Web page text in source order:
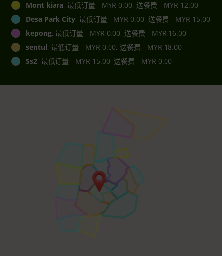
Mont kiara, 最低订量 - MYR 0.00, 送餐费 - MYR 12.00
Desa Park City, 最低订量 - MYR 0.00, 送餐费 - MYR 15.00
kepong, 最低订量 - MYR 0.00, 送餐费 - MYR 16.00
sentul, 最低订量 - MYR 0.00, 送餐费 - MYR 18.00
Ss2, 最低订量 - MYR 15.00, 送餐费 - MYR 0.00